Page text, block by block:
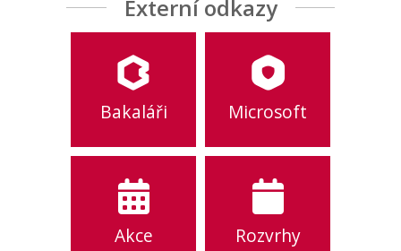
Externí odkazy
Bakaláři Microsoft
Akce Rozvrhy